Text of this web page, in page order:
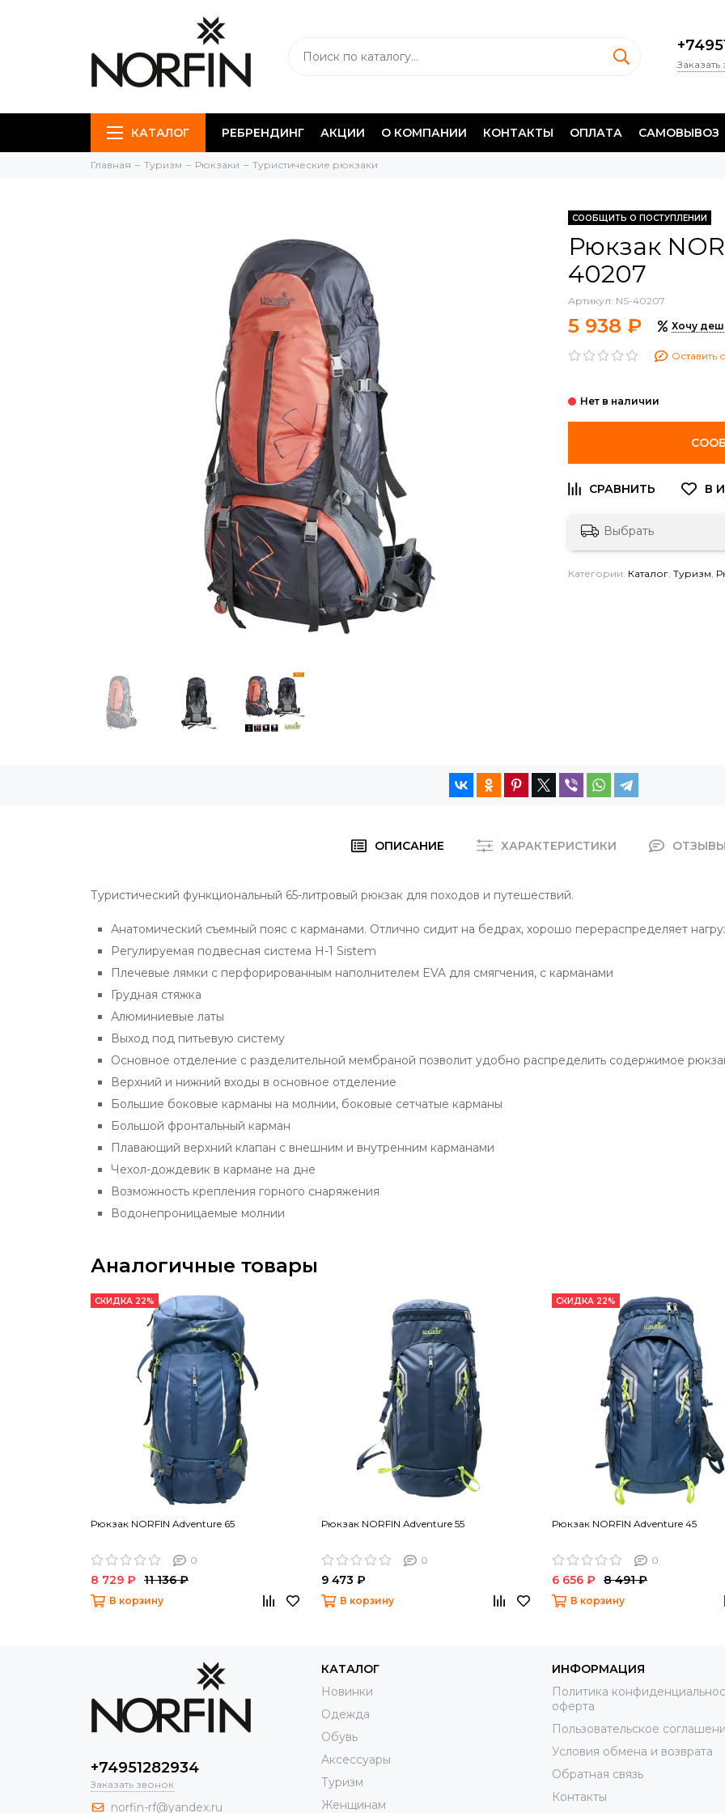
КАТАЛОГ РЕБРЕНДИНГ АКЦИИ О КОМПАНИИ КОНТАКТЫ ОПЛАТА САМОВЫВОЗ
Главная Туризм Рюкзаки Туристические рюкзаки
СООБЩИТЬ О ПОСТУПЛЕНИИ
Рюкзак
40207
Артикул: NS-40207
5 938 ₽ Хочу
Оставить
Выбрать
Категории: Каталог, Туризм,
ОПИСАНИЕ ХАРАКТЕРИСТИКИ ОТЗЫВЫ
Туристический функциональный 65-литровый рюкзак для походов и путешествий.
Анатомический съемный пояс с карманами. Отлично сидит на бедрах, хорошо перераспределяет
Регулируемая подвесная система H-1 Sistem
Плечевые лямки с перфорированным наполнителем EVA для смягчения, с карманами
Грудная стяжка
Алюминиевые латы
Выход под питьевую систему
Oсновное отделение с разделительной мембраной позволит удобно распределить содержимое
Верхний и нижний входы в основное отделение
Большие боковые карманы на молнии, боковые сетчатые карманы
Большой фронтальный карман
Плавающий верхний клапан с внешним и внутренним карманами
Чехол-дождевик в кармане на дне
Возможность крепления горного снаряжения
Водонепроницаемые молнии
Аналогичные товары
СКИДКА 22%
Рюкзак NORFIN Adventure 65
0
8 729 ₽ 11 136 ₽
В корзину
Рюкзак NORFIN Adventure 55
0
9 473 ₽
В корзину
СКИДКА 22%
Рюкзак NORFIN Adventure 45
0
6 656 ₽ 8 491 ₽
В корзину
+74951282934
Заказать звонок
norfin-rf@yandex.ru
КАТАЛОГ
Новинки
Одежда
Обувь
Aксессуары
Туризм
Женщинам
ИНФОРМАЦИЯ
Политика
оферта
Пользовательское
Условия обмена и возврата
Обратная связь
Контакты